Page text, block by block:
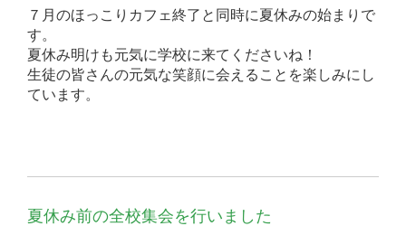
７月のほっこりカフェ終了と同時に夏休みの始まりで
す。
夏休み明けも元気に学校に来てくださいね！
生徒の皆さんの元気な笑顔に会えることを楽しみにし
ています。
夏休み前の全校集会を行いました